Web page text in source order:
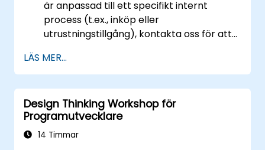
är anpassad till ett specifikt internt
process (t.ex., inköp eller
utrustningstillgång), kontakta oss för att
LÄS MER...
Design Thinking Workshop för
Programutvecklare
14 Timmar